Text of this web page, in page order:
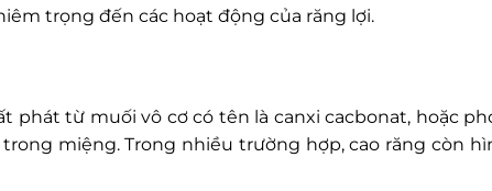
trọng đến các hoạt động của răng lợi.
phát từ muối vô cơ có tên là canxi cacbonat, hoặc
miệng. Trong nhiều trường hợp, cao răng còn